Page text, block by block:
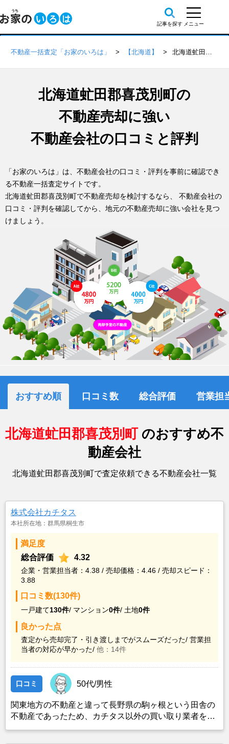
不動産一括査定「お家のいろは」 【北海道】 北海道虻田郡喜茂別町の不動産会社 口コミ・評判一覧
北海道虻田郡喜茂別町の
不動産売却に強い
不動産会社の口コミと評判
「お家のいろは」は、不動産会社の口コミ・評判を事前に確認でき
る不動産一括査定サイトです。
北海道虻田郡喜茂別町で不動産売却を検討するなら、 不動産会社の
口コミ・評判を確認してから、地元の不動産売却に強い会社を見つ
けましょう。
おすすめ順 口コミ数 総合評価 営業担
北海道虻田郡喜茂別町 のおすすめ不
動産会社
北海道虻田郡喜茂別町で査定依頼できる不動産会社一覧
株式会社カチタス
本社所在地：群馬県桐生市
満足度
総合評価
4.32
企業・営業担当者：4.38 / 売却価格：4.46 / 売却スピード：
3.88
口コミ数(130件)
一戸建て130件/ マンション0件/ 土地0件
良かった点
査定から売却完了・引き渡しまでがスムーズだった/ 営業担
当者の対応が早かった/ 他：14件
口コミ 50代/男性
関東地方の不動産と違って長野県の駒ヶ根という田舎の
不動産であったため、カチタス以外の買い取り業者をみ